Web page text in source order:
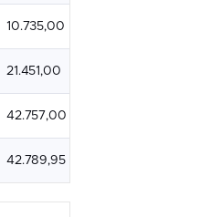
10.735,00
21.451,00
42.757,00
42.789,95